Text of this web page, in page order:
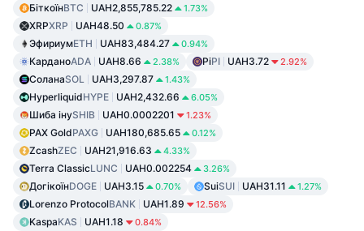
БіткоїнBTC UAH2,855,785.22 1.73%
XRPXRP UAH48.50 0.87%
ЭфириумETH UAH83,484.27 0.94%
КарданоADA UAH8.66 2.38% PiPI UAH3.72 2.92%
СоланаSOL UAH3,297.87 1.43%
HyperliquidHYPE UAH2,432.66 6.05%
Шиба інуSHIB UAH0.0002201 1.23%
PAX GoldPAXG UAH180,685.65 0.12%
ZcashZEC UAH21,916.63 4.33%
Terra ClassicLUNC UAH0.002254 3.26%
ДогікоїнDOGE UAH3.15 0.70% SuiSUI UAH31.11 1.27%
Lorenzo ProtocolBANK UAH1.89 12.56%
KaspaKAS UAH1.18 0.84%